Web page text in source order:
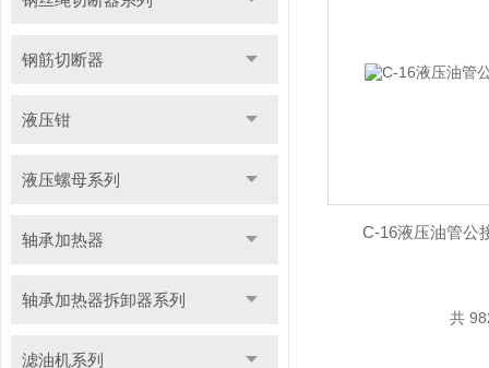
钢筋切断器
液压钳
液压螺母系列
轴承加热器
轴承加热器拆卸器系列
滤油机系列
C-16液压油管公
共